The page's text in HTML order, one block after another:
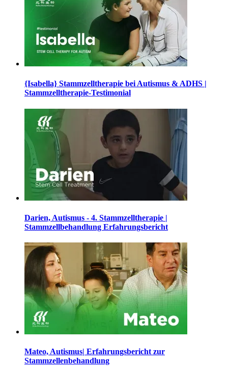
{Isabella} Stammzelltherapie bei Autismus & ADHS |
Stammzelltherapie-Testimonial
Darien, Autismus - 4. Stammzelltherapie |
Stammzellbehandlung Erfahrungsbericht
Mateo, Autismus| Erfahrungsbericht zur
Stammzellenbehandlung